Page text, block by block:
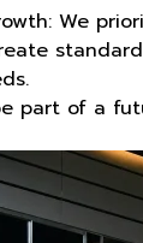
We
part of a